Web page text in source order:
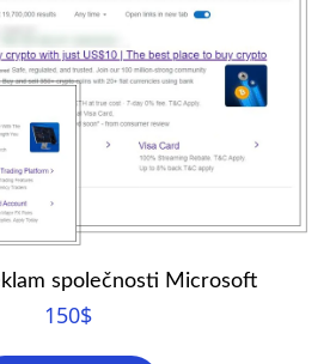
společnosti Microsoft
150$